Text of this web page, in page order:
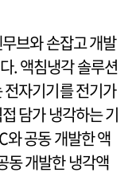
브와 손잡고 개발
. 액침냉각 솔루션
전자기기를 전기가
담가 냉각하는 기
공동 개발한 액
동 개발한 냉각액